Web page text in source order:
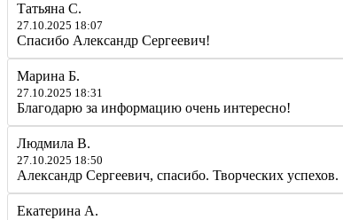
Татьяна С.
27.10.2025 18:07
Спасибо Александр Сергеевич!
Марина Б.
27.10.2025 18:31
Благодарю за информацию очень интересно!
Людмила В.
27.10.2025 18:50
Александр Сергеевич, спасибо. Творческих успехов.
Екатерина А.